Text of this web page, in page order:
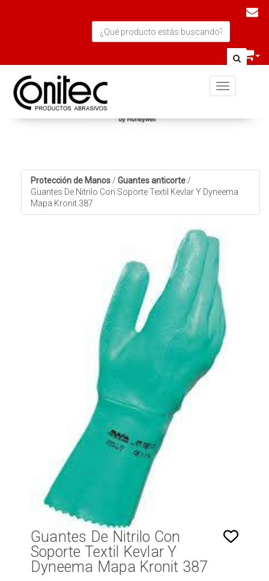
Toggle
Protección de Manos / Guantes anticorte /
Guantes De Nitrilo Con Soporte Textil Kevlar Y Dyneema
Mapa Kronit 387
Guantes De Nitrilo Con
Soporte Textil Kevlar Y
Dyneema Mapa Kronit 387